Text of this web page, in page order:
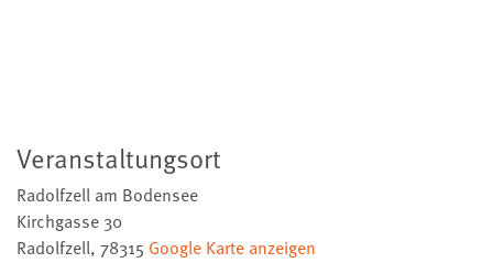
Veranstaltungsort
Radolfzell am Bodensee
Kirchgasse 30
Radolfzell, 78315 Google Karte anzeigen